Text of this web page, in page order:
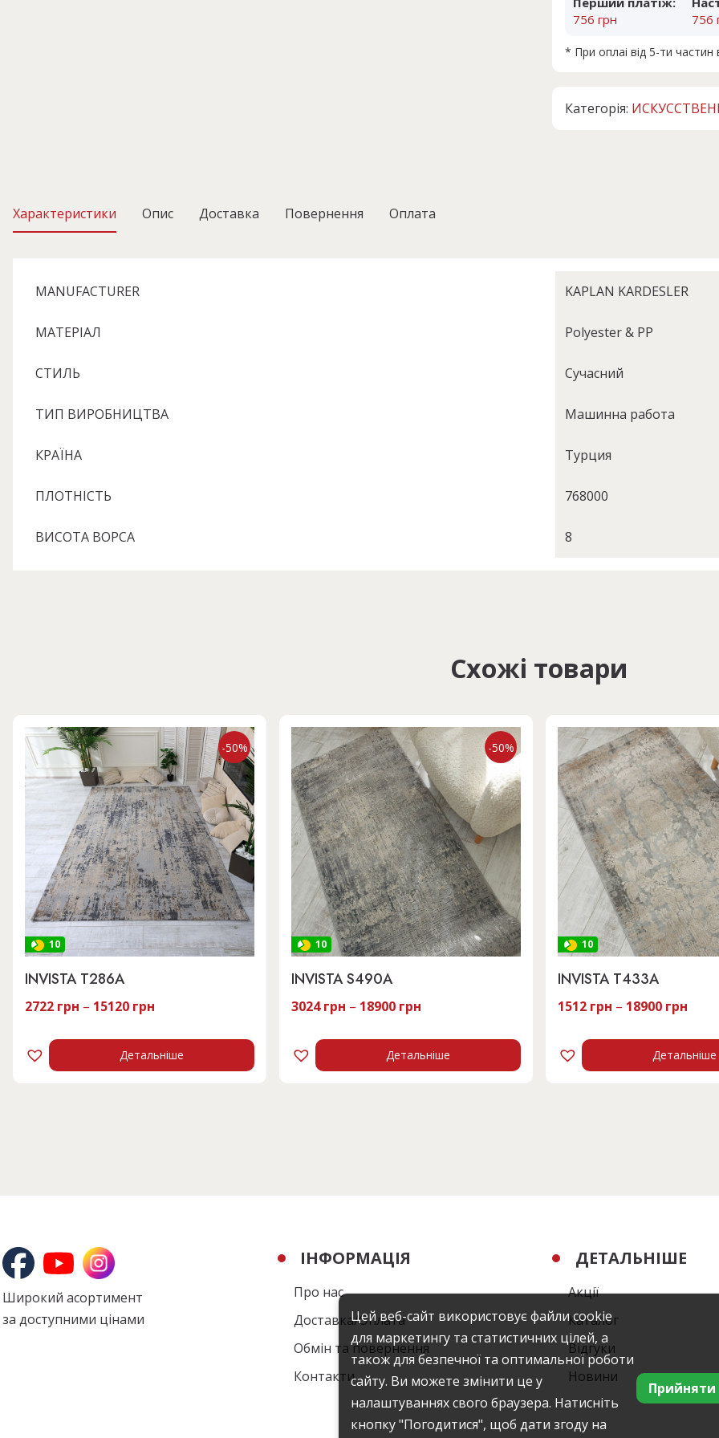
756 грн
756
* При оплаі від 5-ти
Категорія:
Характеристики Опис Доставка Повернення Оплата
MANUFACTURER KAPLAN KARDESLER
МАТЕРІАЛ Polyester & PP
СТИЛЬ Сучасний
ТИП ВИРОБНИЦТВА Машинна работа
КРАЇНА Турция
ПЛОТНІСТЬ 768000
ВИСОТА ВОРСА 8
Схожі товари
10
-50%
INVISTA T286A
2722 грн – 15120 грн
Детальніше
10
-50%
INVISTA S490A
3024грн – 18900 грн
Детальніше
10
INVISTA T433A
1512 грн – 18900 грн
Детальніше
Широкий асортимент
за доступними цінами
ІНФОРМАЦІЯ
Про нас
Доставка/Оплата
Обмін та повернення
Контакти
ДЕТАЛЬНІШЕ
Акції
Каталог
Відгуки
Новини
Цей веб-сайт використовує файли cookie
для маркетингу та статистичних цілей, а
також для безпечної та оптимальної роботи
сайту. Ви можете змінити це у
налаштуваннях свого браузера. Натисніть
кнопку "Погодитися", щоб дати згоду на
Прийняти